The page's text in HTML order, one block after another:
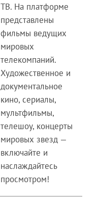
ТВ. На платформе
представлены
фильмы ведущих
мировых
телекомпаний.
Художественное и
документальное
кино, сериалы,
мультфильмы,
телешоу, концерты
мировых звезд —
включайте и
наслаждайтесь
просмотром!